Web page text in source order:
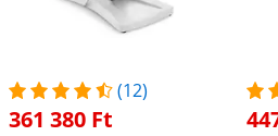
(12)
361 380 Ft